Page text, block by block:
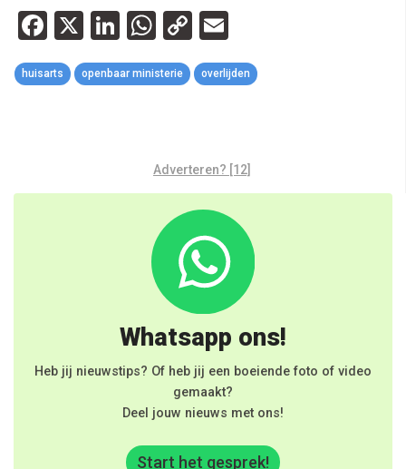
Facebook
X LinkedIn
WhatsApp
Copy
Link
huisarts openbaar ministerie overlijden
Adverteren? [12]
Whatsapp ons!
Heb jij nieuwstips? Of heb jij een boeiende foto of video
gemaakt?
Deel jouw nieuws met ons!
Start het gesprek!